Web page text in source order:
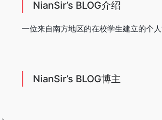
NianSir’s BLOG介绍
一位来自南方地区的在校学生建立的个
NianSir’s BLOG博主